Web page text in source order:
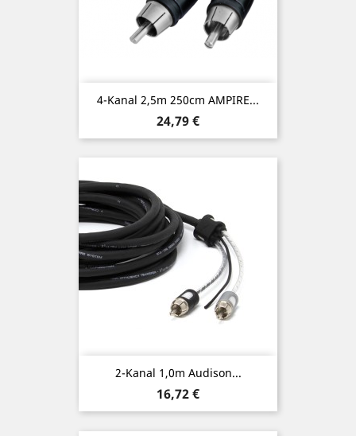
4-Kanal 2,5m 250cm AMPIRE...
Preis
24,79 €
2-Kanal 1,0m Audison...
Preis
16,72 €